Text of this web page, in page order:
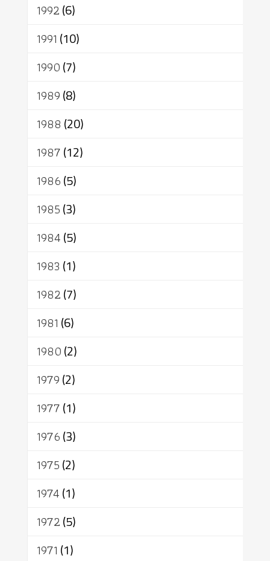
1992(6)
1991 (10)
1990(7)
1989(8)
1988 (20)
1987(12)
1986(5)
1985(3)
1984(5)
1983 (1)
1982(7)
1981 (6)
1980(2)
1979(2)
1977(1)
1976(3)
1975(2)
1974(1)
1972(5)
1971 (1)